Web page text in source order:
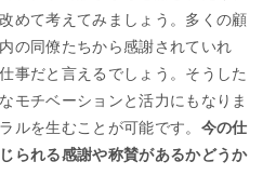
めて考えてみましょう。多くの顧
の同僚たちから感謝されていれ
事だと言えるでしょう。そうした
モチベーションと活力にもなりま
ルを生むことが可能です。 今の仕
られる感謝や称賛があるかどうか